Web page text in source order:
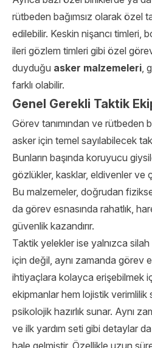
rütbeden bağımsız olarak özel
edilebilir. Keskin nişancı timleri,
ileri gözlem timleri gibi özel
duyduğu asker malzemeleri,
farklı olabilir.
Genel Gerekli Taktik
Görev tanımından ve rütbeden
asker için temel sayılabilecek
Bunların başında koruyucu
gözlükler, kasklar, eldivenler ve
Bu malzemeler, doğrudan
da görev esnasında rahatlık,
güvenlik kazandırır.
Taktik yelekler ise yalnızca
için değil, aynı zamanda görev
ihtiyaçlara kolayca erişebilmek
ekipmanlar hem lojistik
psikolojik hazırlık sunar. Aynı
ve ilk yardım seti gibi detaylar
hale gelmiştir. Özellikle uzun